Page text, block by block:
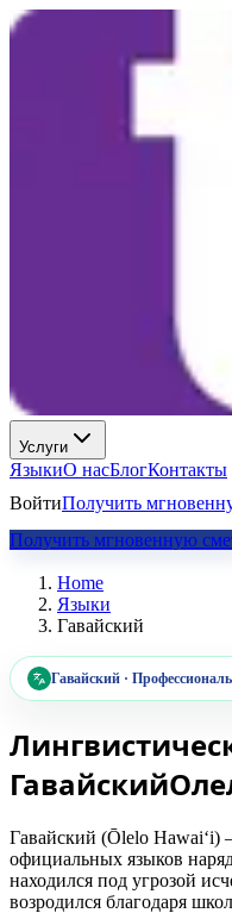
Услуги
ЯзыкиО насБлогКонтакты
ВойтиПолучить
Получить мгновенную
Home
Языки
Гавайский
Гавайский ·
Гавайский
Гавайский (Ōlelo
официальных языков
находился под угрозой
возродился благодаря